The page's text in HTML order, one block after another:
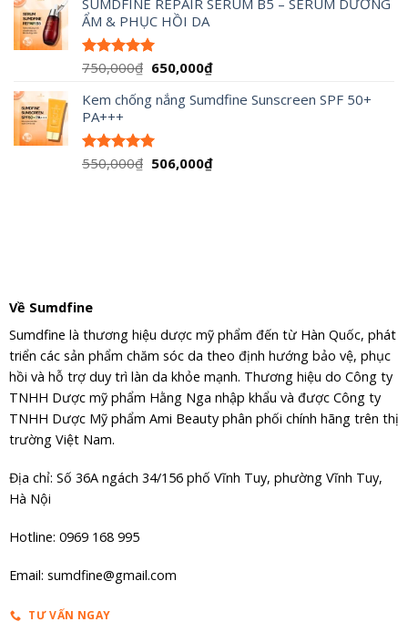
ẨM & PHỤC HỒI DA
Được xếp
5 sao
750,000₫ Giá
là:
650,000₫Giá
tại
Kem chống nắng Sumdfine Sunscreen SPF 50+
PA+++
Được xếp
550,000₫ Giá
506,000₫Giá
Về Sumdfine
Sumdfine là thương hiệu dược mỹ phẩm đến từ Hàn Quốc, phát
triển các sản phẩm chăm sóc da theo định hướng bảo vệ, phục
hồi và hỗ trợ duy trì làn da khỏe mạnh. Thương hiệu do Công ty
TNHH Dược mỹ phẩm Hằng Nga nhập khẩu và được Công ty
TNHH Dược Mỹ phẩm Ami Beauty phân phối chính hãng trên thị
trường Việt Nam.
Địa chỉ: Số 36A ngách 34/156 phố Vĩnh Tuy, phường Vĩnh Tuy,
Hà Nội
Hotline: 0969 168 995
Email: sumdfine@gmail.com
TƯ VẤN NGAY